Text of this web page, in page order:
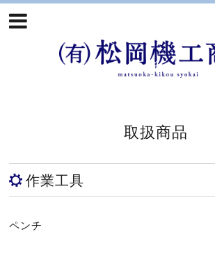
取扱商品
作業工具
ペンチ